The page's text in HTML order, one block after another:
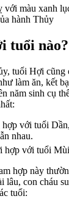
với màu xanh
hành Thủy
tuổi nào?
tuổi Hợi cũng
làm ăn, kết
năm sinh cụ
với tuổi
nhau.
hợp với tuổi
hợp này
lâu, con cháu
tuổi: